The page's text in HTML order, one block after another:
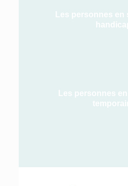
Les personnes
Les personnes